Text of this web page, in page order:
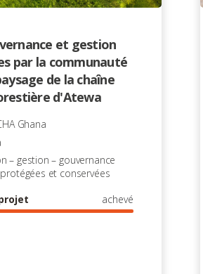
et gestion
par la communauté
de la chaîne
d'Atewa
Ghana
– gestion – gouvernance
protégées et conservées
achevé